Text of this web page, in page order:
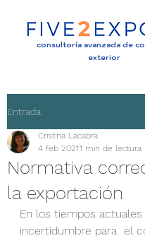
consultoría avanzada de
exterior
Entrada
Normativa
la exportación
Cristina Lacabra
4 feb 20211 min de lectura
En los tiempos actuales
incertidumbre para  el